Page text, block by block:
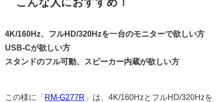
4K/160Hz、フルHD/320Hzを一台のモニターで欲しい方
USB-Cが欲しい方
スタンドのフル可動、スピーカー内蔵が欲しい方
この様に「 RM-G277R 」は、4K/160HzとフルHD/320Hzを